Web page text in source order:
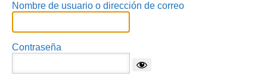
Nombre de usuario o dirección de correo
Contraseña